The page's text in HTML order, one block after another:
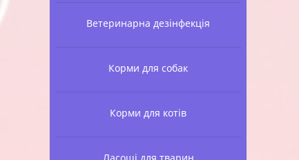
Ветеринарна дезінфекція
Корми для собак
Корми для котів